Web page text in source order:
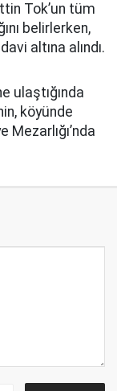
Tok’un tüm
belirlerken,
altına alındı.
ulaştığında
köyünde